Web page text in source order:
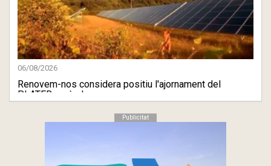
06/08/2026
Renovem-nos considera positiu l'ajornament del
PLATER però ale ...
Publicitat